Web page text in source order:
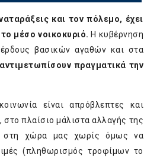
και τον πόλεμο, έχει
μέσο νοικοκυριό. Η κυβέρνηση
βασικών αγαθών και στα
πραγματικά την
είναι απρόβλεπτες και
πλαίσιο μάλιστα αλλαγής της
στη χώρα μας χωρίς όμως να
(πληθωρισμός τροφίμων το